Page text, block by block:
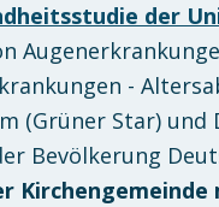
der
-
(Grüner Star)
Bevölkerung
Kirchengemeinde